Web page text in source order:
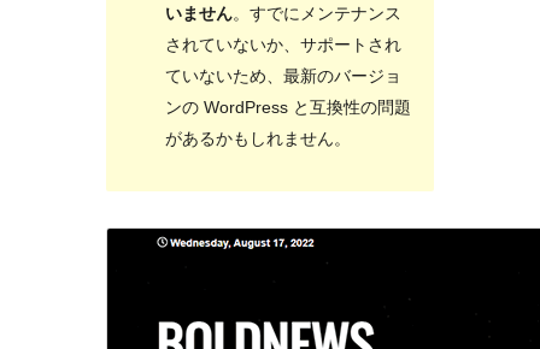
いません。すでにメンテナンス
されていないか、サポートされ
ていないため、最新のバージョ
ンの WordPress と互換性の問題
があるかもしれません。